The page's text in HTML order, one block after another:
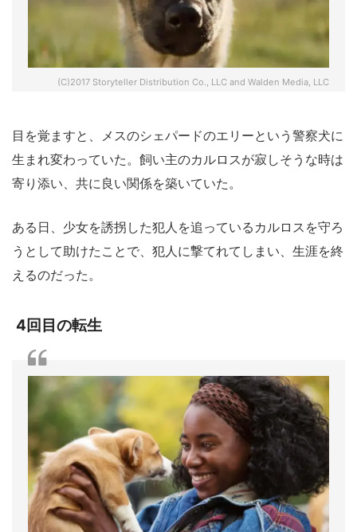
(C)2017 Storyteller Distribution Co., LLC and Walden Media, LLC
目を覚ますと、メスのシェパードのエリーという警察犬に
生まれ変わっていた。飼い主のカルロスが寂しそうな時は
寄り添い、共に良い関係を築いていた。
ある日、少女を誘拐した犯人を追っているカルロスを守ろ
うとして助けたことで、犯人に撃てれてしまい、生涯を終
えるのだった。
4回目の転生